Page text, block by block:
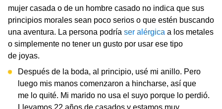
mujer casada o de un hombre casado no indica que sus
principios morales sean poco serios o que estén buscando
una aventura. La persona podría ser alérgica a los metales
o simplemente no tener un gusto por usar ese tipo
de joyas.
Después de la boda, al principio, usé mi anillo. Pero
luego mis manos comenzaron a hincharse, así que
me lo quité. Mi marido no usa el suyo porque lo perdió.